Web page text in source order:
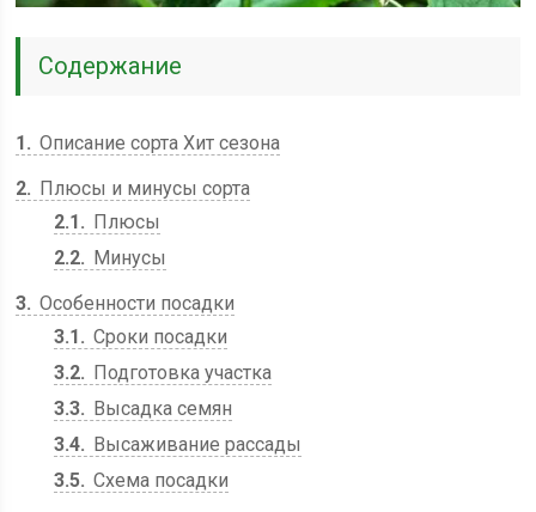
Содержание
1
Описание сорта Хит сезона
2
Плюсы и минусы сорта
2.1
Плюсы
2.2
Минусы
3 Особенности посадки
3.1
Сроки посадки
3.2
Подготовка участка
3.3
Высадка семян
3.4
Высаживание рассады
3.5 Схема посадки